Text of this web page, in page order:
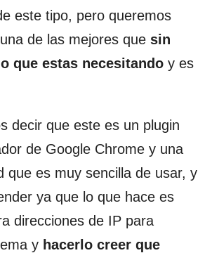
este tipo, pero queremos
de las mejores que sin
que estas necesitando y es
decir que este es un plugin
de Google Chrome y una
que es muy sencilla de usar, y
ya que lo que hace es
direcciones de IP para
y hacerlo creer que